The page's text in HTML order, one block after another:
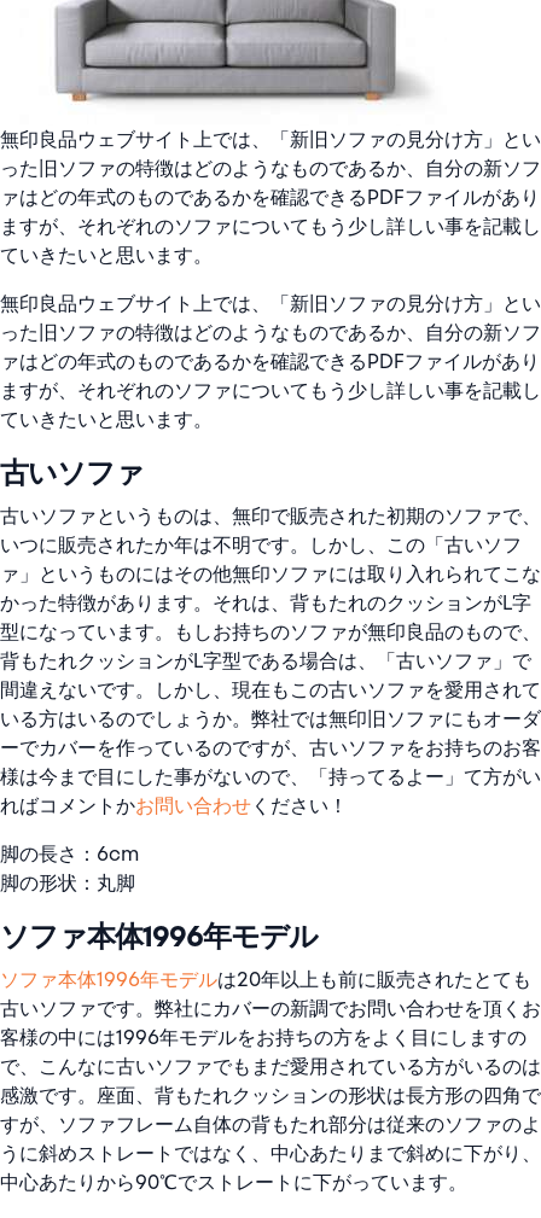
か
ら！
無印良品ウェブサイト上では、「新旧ソファの見分け方」とい
った旧ソファの特徴はどのようなものであるか、自分の新ソフ
ァはどの年式のものであるかを確認できるPDFファイルがあり
ますが、それぞれのソファについてもう少し詳しい事を記載し
ていきたいと思います。
無印良品ウェブサイト上では、「新旧ソファの見分け方」とい
った旧ソファの特徴はどのようなものであるか、自分の新ソフ
ァはどの年式のものであるかを確認できるPDFファイルがあり
ますが、それぞれのソファについてもう少し詳しい事を記載し
ていきたいと思います。
古いソファ
古いソファというものは、無印で販売された初期のソファで、
いつに販売されたか年は不明です。しかし、この「古いソフ
ァ」というものにはその他無印ソファには取り入れられてこな
かった特徴があります。それは、背もたれのクッションがL字
型になっています。もしお持ちのソファが無印良品のもので、
背もたれクッションがL字型である場合は、「古いソファ」で
間違えないです。しかし、現在もこの古いソファを愛用されて
いる方はいるのでしょうか。弊社では無印旧ソファにもオーダ
ーでカバーを作っているのですが、古いソファをお持ちのお客
様は今まで目にした事がないので、「持ってるよー」て方がい
ればコメントかお問い合わせ ください！
脚の長さ：6cm
脚の形状：丸脚
ソファ本体1996年モデル
ソファ本体1996年モデルは20年以上も前に販売されたとても
古いソファです。弊社にカバーの新調でお問い合わせを頂くお
客様の中には1996年モデルをお持ちの方をよく目にしますの
で、こんなに古いソファでもまだ愛用されている方がいるのは
感激です。座面、背もたれクッションの形状は長方形の四角で
すが、ソファフレーム自体の背もたれ部分は従来のソファのよ
うに斜めストレートではなく、中心あたりまで斜めに下がり、
中心あたりから90℃でストレートに下がっています。